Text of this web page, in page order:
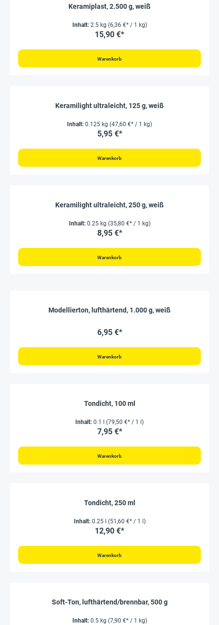
Keramiplast, 2.500 g, weiß
Inhalt: 2.5 kg (6,36 €* / 1 kg)
15,90 €*
Warenkorb
Keramilight ultraleicht, 125 g, weiß
Inhalt: 0.125 kg (47,60 €* / 1 kg)
5,95 €*
Warenkorb
Keramilight ultraleicht, 250 g, weiß
Inhalt: 0.25 kg (35,80 €* / 1 kg)
8,95 €*
Warenkorb
Modellierton, lufthärtend, 1.000 g, weiß
6,95 €*
Warenkorb
Tondicht, 100 ml
Inhalt: 0.1 l (79,50 €* / 1 l)
7,95 €*
Warenkorb
Tondicht, 250 ml
Inhalt: 0.25 l (51,60 €* / 1 l)
12,90 €*
Warenkorb
Soft-Ton, lufthärtend/brennbar, 500 g
Inhalt: 0.5 kg (7,90 €* / 1 kg)